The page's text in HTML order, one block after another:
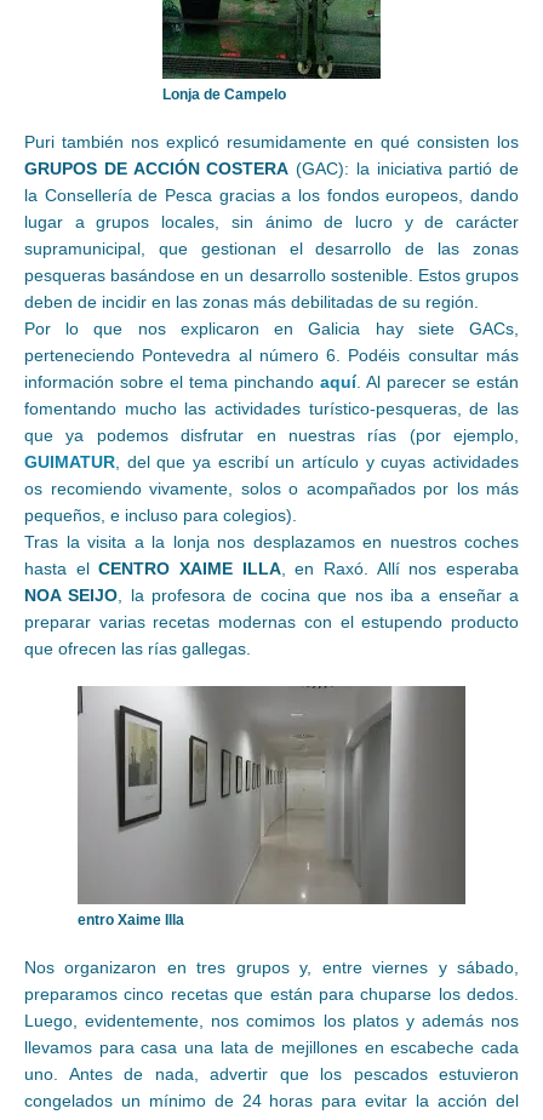
Lonja de Campelo
Puri también nos explicó resumidamente en qué consisten los
GRUPOS DE ACCIÓN COSTERA (GAC): la iniciativa partió de
la Consellería de Pesca gracias a los fondos europeos, dando
lugar a grupos locales, sin ánimo de lucro y de carácter
supramunicipal, que gestionan el desarrollo de las zonas
pesqueras basándose en un desarrollo sostenible. Estos grupos
deben de incidir en las zonas más debilitadas de su región.
Por lo que nos explicaron en Galicia hay siete GACs,
perteneciendo Pontevedra al número 6. Podéis consultar más
información sobre el tema pinchando aquí. Al parecer se están
fomentando mucho las actividades turístico-pesqueras, de las
que ya podemos disfrutar en nuestras rías (por ejemplo,
GUIMATUR , del que ya escribí un artículo y cuyas actividades
os recomiendo vivamente, solos o acompañados por los más
pequeños, e incluso para colegios).
Tras la visita a la lonja nos desplazamos en nuestros coches
hasta elCENTRO XAIME ILLA, en Raxó. Allí nos esperaba
NOA SEIJO , la profesora de cocina que nos iba a enseñar a
preparar varias recetas modernas con el estupendo producto
que ofrecen las rías gallegas.
entro Xaime Illa
Nos organizaron en tres grupos y, entre viernes y sábado,
preparamos cinco recetas que están para chuparse los dedos.
Luego, evidentemente, nos comimos los platos y además nos
llevamos para casa una lata de mejillones en escabeche cada
uno. Antes de nada, advertir que los pescados estuvieron
congelados un mínimo de 24 horas para evitar la acción del